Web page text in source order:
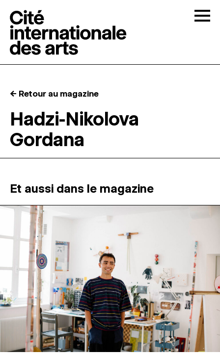
RÉSIDENCES ↓
MAGAZINE
ESPACES DE PRATIQUE ARTISTIQUE
Recherche
Connexion
↓
← Retour au magazine
Hadzi-Nikolova
Gordana
Et aussi dans le magazine